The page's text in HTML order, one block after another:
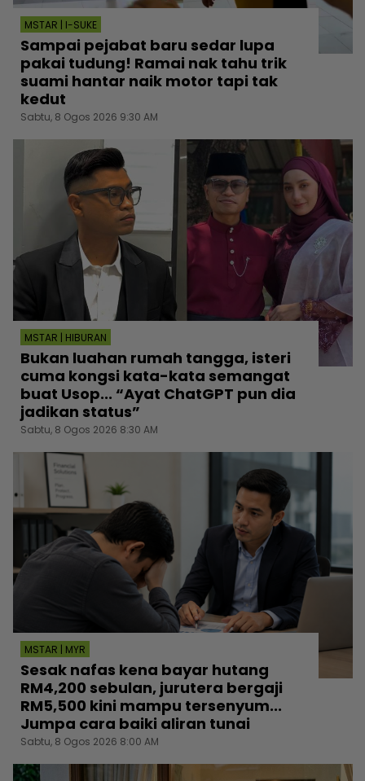
MSTAR | I-SUKE
Sampai pejabat baru sedar lupa
pakai tudung! Ramai nak tahu trik
suami hantar naik motor tapi tak
kedut
Sabtu, 8 Ogos 2026 9:30 AM
MSTAR | HIBURAN
Bukan luahan rumah tangga, isteri
cuma kongsi kata-kata semangat
buat Usop... “Ayat ChatGPT pun dia
jadikan status”
Sabtu, 8 Ogos 2026 8:30 AM
MSTAR | MYR
Sesak nafas kena bayar hutang
RM4,200 sebulan, jurutera bergaji
RM5,500 kini mampu tersenyum...
Jumpa cara baiki aliran tunai
Sabtu, 8 Ogos 2026 8:00 AM